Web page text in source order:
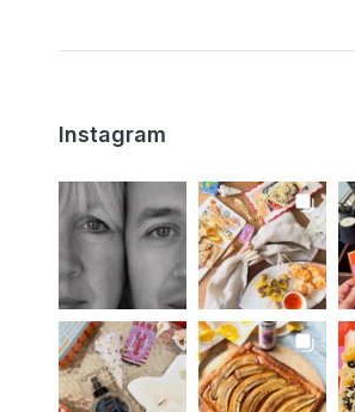
Instagram